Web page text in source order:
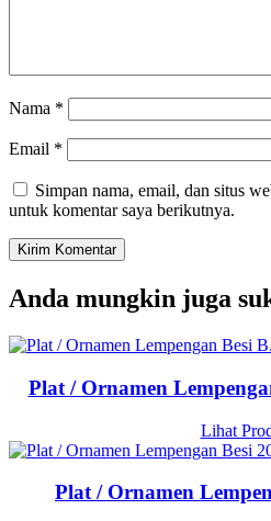
Nama *
Email *
Simpan nama, email, dan situs
untuk komentar saya berikutnya.
Anda mungkin juga
Plat / Ornamen
Lihat
Plat / Ornamen